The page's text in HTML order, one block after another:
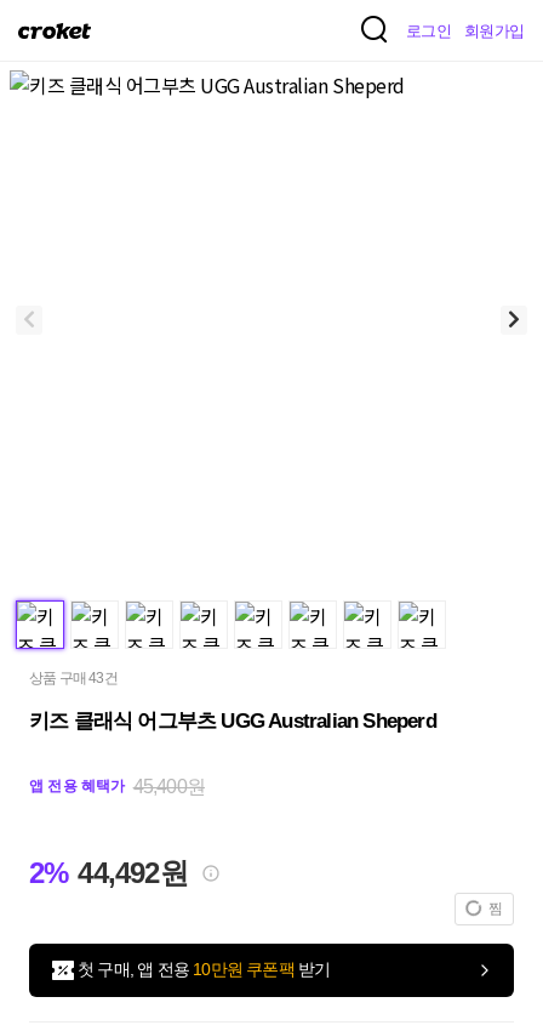
크
켓
로그인 회원가입
상품 구매 43건
키즈 클래식 어그부츠 UGG Australian Sheperd
앱 전용 혜택가 45,400원
2% 44,492원
찜
첫 구매, 앱 전용 10만원 쿠폰팩 받기